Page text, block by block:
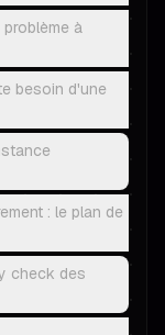
problème à
besoin d'une
: le plan de
check des